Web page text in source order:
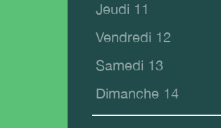
Jeudi 11
Vendredi 12
Samedi 13
Dimanche 14